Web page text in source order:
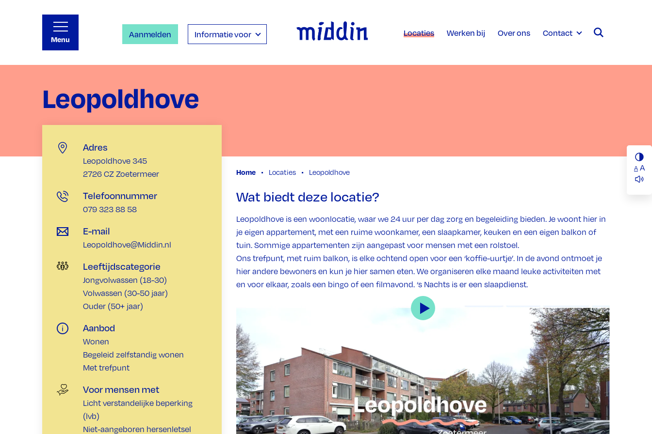
A A
Menu
Aanmelden Informatie voor Locaties Werken bij Over ons Contact
Leopoldhove
Adres
Leopoldhove 345
2726 CZ Zoetermeer
Telefoonnummer
079 323 88 58
E-mail
Leopoldhove@Middin.nl
Leeftijdscategorie
Jongvolwassen (18-30)
Volwassen (30-50 jaar)
Ouder (50+ jaar)
Aanbod
Wonen
Begeleid zelfstandig wonen
Met trefpunt
Voor mensen met
Licht verstandelijke beperking
(lvb)
Niet-aangeboren hersenletsel
Home Locaties Leopoldhove
Wat biedt deze locatie?
Leopoldhove is een woonlocatie, waar we 24 uur per dag zorg en begeleiding bieden. Je woont hier in
je eigen appartement, met een ruime woonkamer, een slaapkamer, keuken en een eigen balkon of
tuin. Sommige appartementen zijn aangepast voor mensen met een rolstoel.
Ons trefpunt, met ruim balkon, is elke ochtend open voor een ‘koffie-uurtje’. In de avond ontmoet je
hier andere bewoners en kun je hier samen eten. We organiseren elke maand leuke activiteiten met
en voor elkaar, zoals een bingo of een filmavond. ‘s Nachts is er een slaapdienst.
Hoe ziet de locatie eruit?
Middin-locatie Leopoldhove ligt in de wijk Buytenwegh in Zoetermeer. Dicht bij onze locatie vind je
een groot winkelcentrum, waar je winkels, een huisarts, apotheek en fysiotherapeut vindt. De
Randstadrail is vlakbij; hiermee ben je bijvoorbeeld snel in Den Haag of Rotterdam. Onze
appartementen bevinden zich in een complex waar ook mensen zonder beperking wonen. Het
trefpunt en het kantoor van de begeleiders zijn op de derde verdieping. In dezelfde straat als
Leopoldhove ligt Middin-locatie Buytenwegh. Met deze locatie werken we veel samen. In Zoetermeer
zijn er meerderewerk- en leerlocatiesvoor cliënten met een dagbestedingsindicatie.